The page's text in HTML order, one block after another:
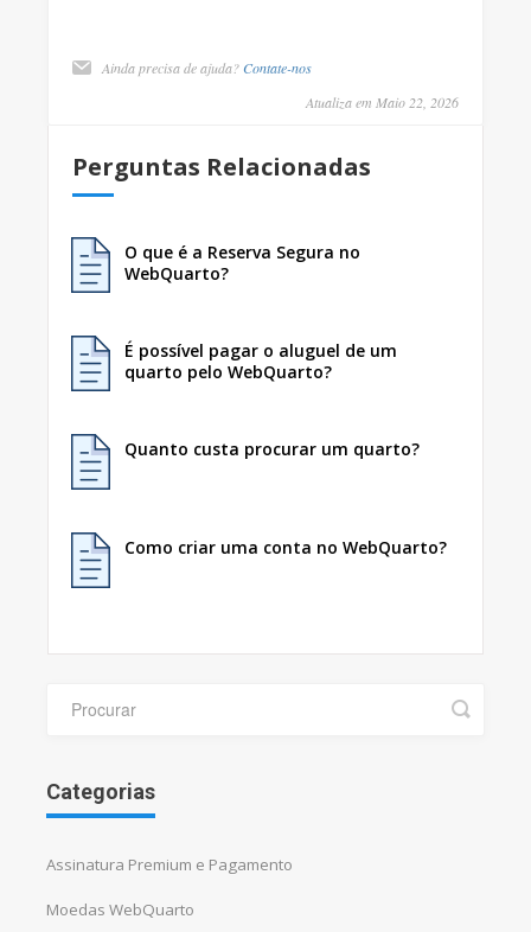
Ainda precisa de ajuda? Contate-nos
Atualiza em Maio 22, 2026
Perguntas Relacionadas
O que é a Reserva Segura no
WebQuarto?
É possível pagar o aluguel de um
quarto pelo WebQuarto?
Quanto custa procurar um quarto?
Como criar uma conta no WebQuarto?
Categorias
Assinatura Premium e Pagamento
Moedas WebQuarto